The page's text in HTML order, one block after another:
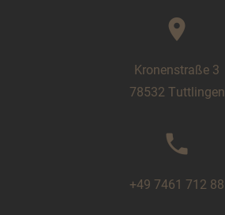
location_on
Kronenstraße 3
78532 Tuttlingen
phone
+49 7461 712 88